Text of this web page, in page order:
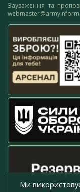
Зауваження та
Ми